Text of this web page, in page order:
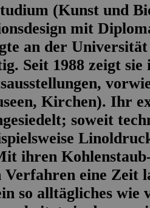
(Kunst und
mit
an der
Seit 1988 zeigt
Kirchen). Ihr
soweit
ihren
eine Zeit
so alltägliches wie